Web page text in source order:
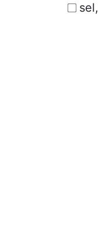
sel,